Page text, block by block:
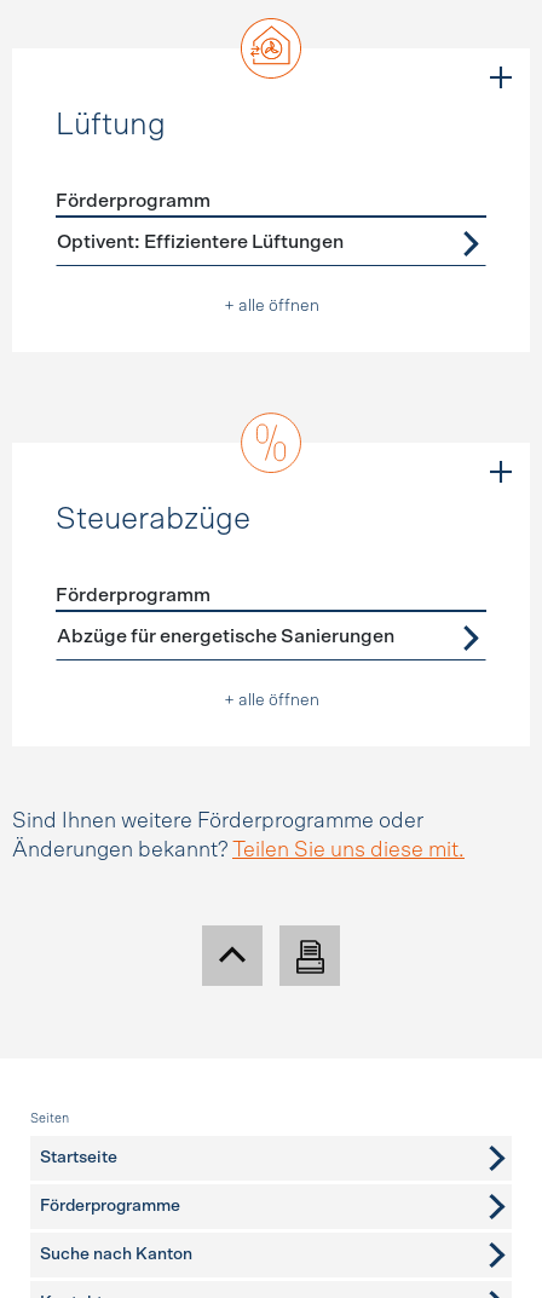
Lüftung
Förderprogramme Lüftung
Förderprogramm
Optivent: Effizientere Lüftungen
+ alle öffnen
Steuerabzüge
Förderprogramme Steuerabzüge
Förderprogramm
Abzüge für energetische Sanierungen
+ alle öffnen
Sind Ihnen weitere Förderprogramme oder
Änderungen bekannt?
Teilen Sie uns diese mit.
Fusszeile
Seiten
Startseite
Förderprogramme
Suche nach Kanton